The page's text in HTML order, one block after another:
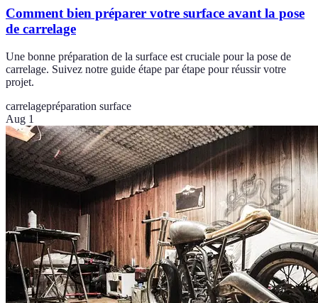
Comment bien préparer votre surface avant la pose
de carrelage
Une bonne préparation de la surface est cruciale pour la pose de
carrelage. Suivez notre guide étape par étape pour réussir votre
projet.
carrelagepréparation surface
Aug 1